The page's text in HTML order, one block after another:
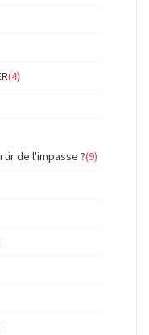
(4)
de l'impasse ?(9)